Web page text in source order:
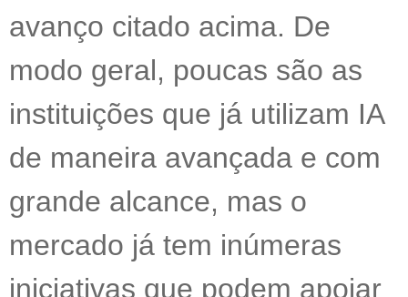
avanço citado acima. De
modo geral, poucas são as
instituições que já utilizam IA
de maneira avançada e com
grande alcance, mas o
mercado já tem inúmeras
iniciativas que podem apoiar